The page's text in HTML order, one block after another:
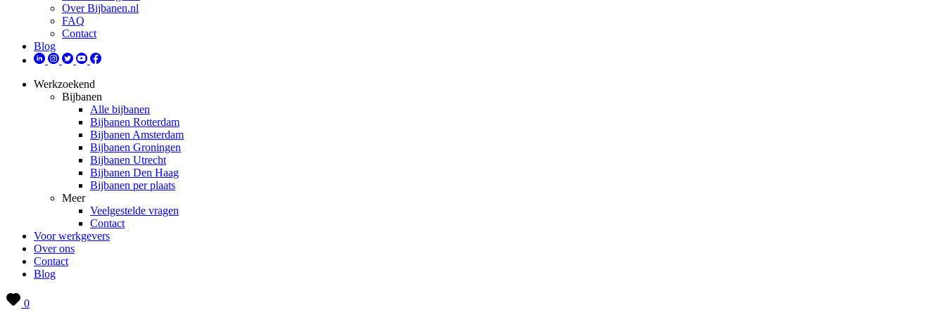
Over Bijbanen.nl
FAQ
Contact
Blog
Werkzoekend
Bijbanen
Alle bijbanen
Bijbanen Rotterdam
Bijbanen Amsterdam
Bijbanen Groningen
Bijbanen Utrecht
Bijbanen Den Haag
Bijbanen per plaats
Meer
Veelgestelde vragen
Contact
Voor werkgevers
Over ons
Contact
Blog
0